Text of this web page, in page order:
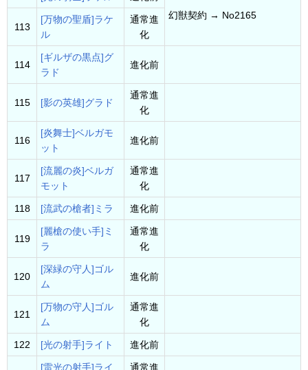
幻獣契約 → No2165
113
[万物の聖盾]ラケ
ル
通常進
化
114
[ギルザの黒点]グ
ラド
進化前
115 [影の英雄]グラド
通常進
化
116
[炎舞士]ベルガモ
ット
進化前
117
[流麗の炎]ベルガ
モット
通常進
化
118 [流武の槍者]ミラ 進化前
119
[麗槍の使い手]ミ
ラ
通常進
化
120
[深緑の守人]ゴル
ム
進化前
121
[万物の守人]ゴル
ム
通常進
化
122 [光の射手]ライト 進化前
[雷光の射手]ライ
通常進